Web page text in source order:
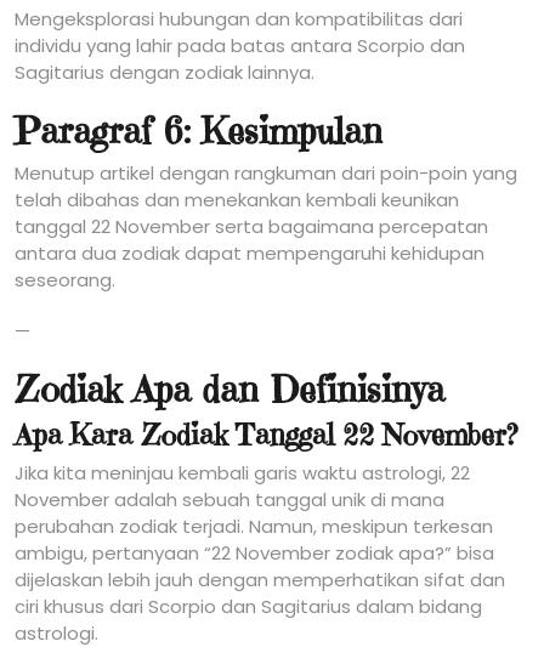
Mengeksplorasi hubungan dan kompatibilitas dari
individu yang lahir pada batas antara Scorpio dan
Sagitarius dengan zodiak lainnya.
Paragraf 6: Kesimpulan
Menutup artikel dengan rangkuman dari poin-poin yang
telah dibahas dan menekankan kembali keunikan
tanggal 22 November serta bagaimana percepatan
antara dua zodiak dapat mempengaruhi kehidupan
seseorang.
—
Zodiak Apa dan Definisinya
Apa Kara Zodiak Tanggal 22 November?
Jika kita meninjau kembali garis waktu astrologi, 22
November adalah sebuah tanggal unik di mana
perubahan zodiak terjadi. Namun, meskipun terkesan
ambigu, pertanyaan “22 November zodiak apa?” bisa
dijelaskan lebih jauh dengan memperhatikan sifat dan
ciri khusus dari Scorpio dan Sagitarius dalam bidang
astrologi.